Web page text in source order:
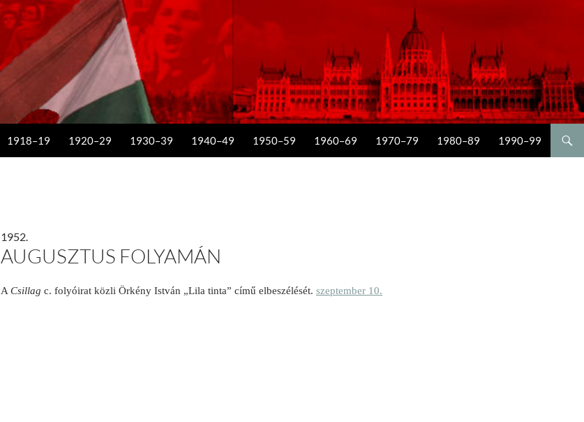
1918–19 1920–29 1930–39 1940–49 1950–59 1960–69 1970–79 1980–89 1990–99
1952.
AUGUSZTUS FOLYAMÁN
A Csillag c. folyóirat közli Örkény István „Lila tinta” című elbeszélését. szeptember 10.